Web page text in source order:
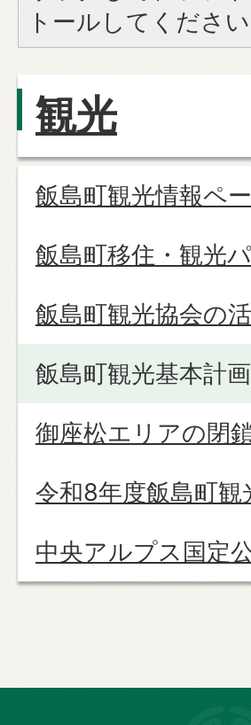
トールしてください
観光
飯島町観光情報ペ
飯島町移住・観光
飯島町観光協会の
飯島町観光基本計画
御座松エリアの閉
令和8年度飯島町
中央アルプス国定